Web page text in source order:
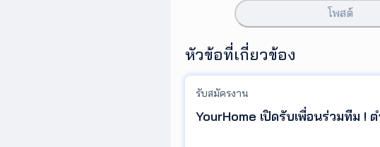
โพสต์
หัวข้อที่เกี่ยวข้อง
รับสมัครงาน
YourHome เปิดรับเพื่อนร่วมทีม